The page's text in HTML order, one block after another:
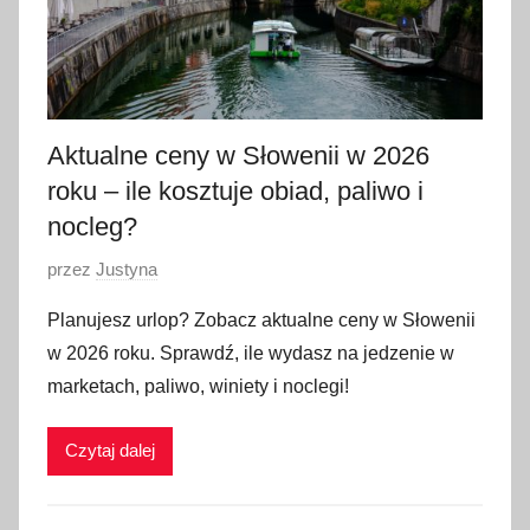
Aktualne ceny w Słowenii w 2026
roku – ile kosztuje obiad, paliwo i
nocleg?
O
u
b
l
i
przez Justyna
Planujesz urlop? Zobacz aktualne ceny w Słowenii
w 2026 roku. Sprawdź, ile wydasz na jedzenie w
marketach, paliwo, winiety i noclegi!
Czytaj dalej